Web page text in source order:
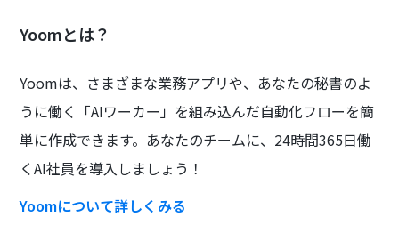
Yoomとは？
Yoomは、さまざまな業務アプリや、あなたの秘書のよ
うに働く「AIワーカー」を組み込んだ自動化フローを簡
単に作成できます。あなたのチームに、24時間365日働
くAI社員を導入しましょう！
Yoomについて詳しくみる